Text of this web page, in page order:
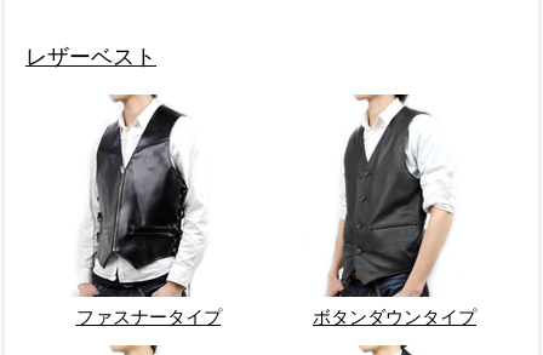
レザーベスト
ファスナータイプ ボタンダウンタイプ